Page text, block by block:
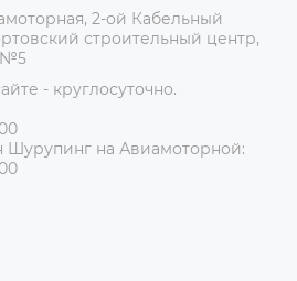
2-ой Кабельный
строительный центр,
№5
- круглосуточно.
Шурупинг на Авиамоторной: